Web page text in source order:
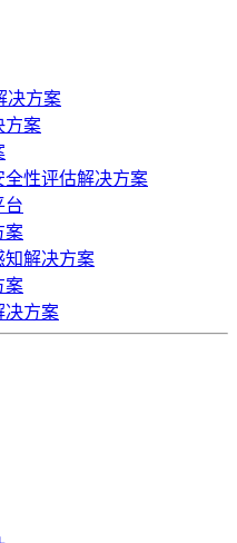
决方案
方案
全性评估解决方案
台
案
知解决方案
案
决方案